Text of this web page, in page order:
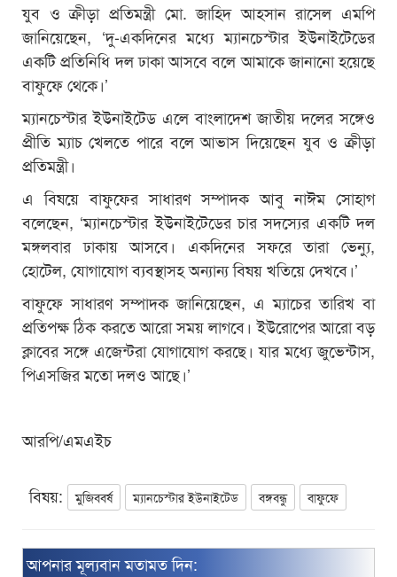
যুব ও ক্রীড়া প্রতিমন্ত্রী মো. জাহিদ আহসান রাসেল এমপি
জানিয়েছেন, ‘দু-একদিনের মধ্যে ম্যানচেস্টার ইউনাইটেডের
একটি প্রতিনিধি দল ঢাকা আসবে বলে আমাকে জানানো হয়েছে
বাফুফে থেকে।’
ম্যানচেস্টার ইউনাইটেড এলে বাংলাদেশ জাতীয় দলের সঙ্গেও
প্রীতি ম্যাচ খেলতে পারে বলে আভাস দিয়েছেন যুব ও ক্রীড়া
প্রতিমন্ত্রী।
এ বিষয়ে বাফুফের সাধারণ সম্পাদক আবু নাঈম সোহাগ
বলেছেন, ‘ম্যানচেস্টার ইউনাইটেডের চার সদস্যের একটি দল
মঙ্গলবার ঢাকায় আসবে। একদিনের সফরে তারা ভেন্যু,
হোটেল, যোগাযোগ ব্যবস্থাসহ অন্যান্য বিষয় খতিয়ে দেখবে।’
বাফুফে সাধারণ সম্পাদক জানিয়েছেন, এ ম্যাচের তারিখ বা
প্রতিপক্ষ ঠিক করতে আরো সময় লাগবে। ইউরোপের আরো বড়
ক্লাবের সঙ্গে এজেন্টরা যোগাযোগ করছে। যার মধ্যে জুভেন্টাস,
পিএসজির মতো দলও আছে।’
আরপি/এমএইচ
বিষয়: মুজিববর্ষ ম্যানচেস্টার ইউনাইটেড বঙ্গবন্ধু বাফুফে
আপনার মূল্যবান মতামত দিন: